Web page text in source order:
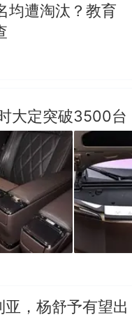
均遭淘汰？教育
大定突破3500台
，杨舒予有望出